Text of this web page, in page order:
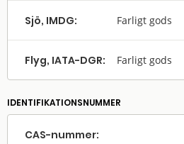
Sjö, IMDG: Farligt gods
Flyg, IATA-DGR: Farligt gods
IDENTIFIKATIONSNUMMER
CAS-nummer: